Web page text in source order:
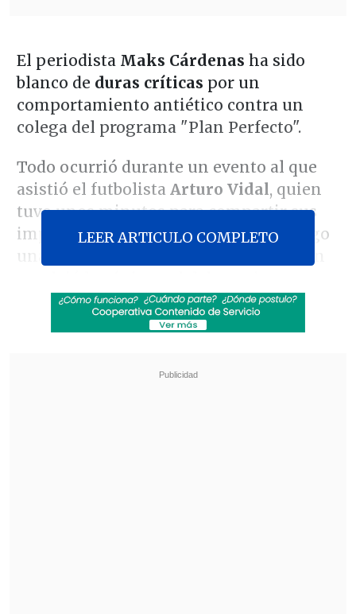
El periodista Maks Cárdenas ha sido
blanco de duras críticas por un
comportamiento antiético contra un
colega del programa "Plan Perfecto".
Todo ocurrió durante un evento al que
asistió el futbolista Arturo Vidal, quien
tuvo unos minutos para compartir sus
impresiones con la prensa. Sin embargo
una consulta del espacio de Chilevisión
equipo.
Aclamada película italiana "Diamanti" llegó a
LEER ARTICULO COMPLETO